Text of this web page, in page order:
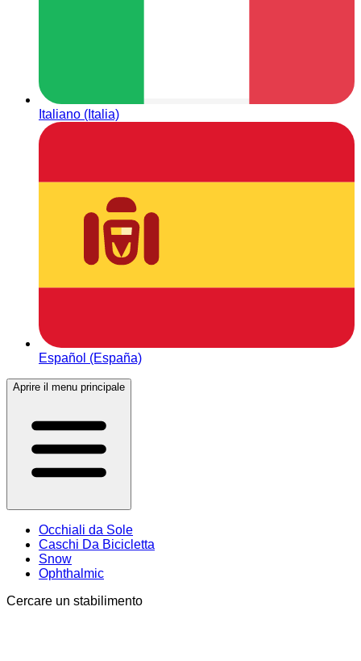
Italiano (Italia)
Español (España)
Aprire il menu principale
Occhiali da Sole
Caschi Da Bicicletta
Snow
Ophthalmic
Cercare un stabilimento